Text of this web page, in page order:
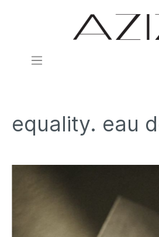
equality. eau